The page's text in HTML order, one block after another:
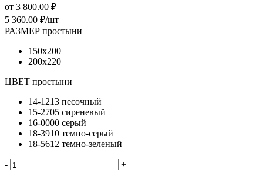
от 3 800.00 ₽
5 360.00 ₽/шт
РАЗМЕР простыни
150х200
200х220
ЦВЕТ простыни
14-1213 песочный
15-2705 сиреневый
16-0000 серый
18-3910 темно-серый
18-5612 темно-зеленый
-
+